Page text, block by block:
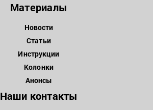
Материалы
Новости
Статьи
Инструкции
Колонки
Анонсы
Наши контакты